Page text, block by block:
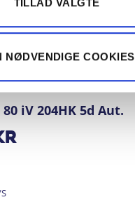
NØDVENDIGE COOKIES
iV 204HK 5d Aut.